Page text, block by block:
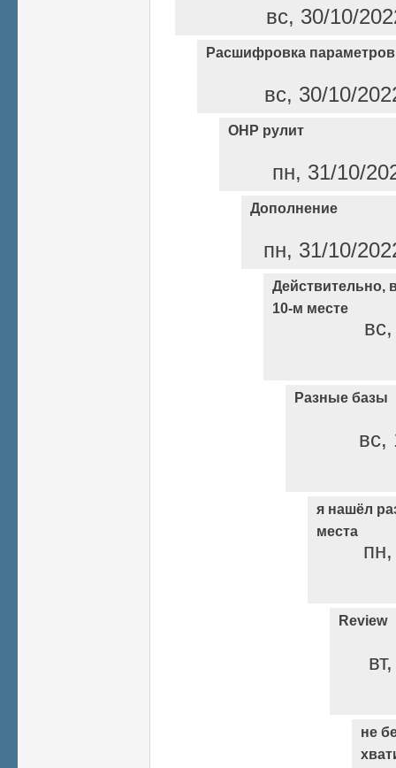
вс, 30/10/
Расшифровка параметров
вс, 30/10/
ОНР рулит
пн, 31/10/
Дополнение
пн, 31/10/
Действительно,
10-м месте
Разные базы
вс,
я нашёл
места
Review
не